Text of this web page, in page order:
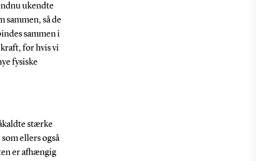
ukendte
sammen, så de
sammen i
for hvis vi
fysiske
stærke
ellers også
er afhængig